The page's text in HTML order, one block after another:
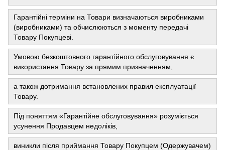
Гарантійні терміни на Товари визначаються виробниками
(виробниками) та обчислюються з моменту передачі
Товару Покупцеві.
Умовою безкоштовного гарантійного обслуговування є
використання Товару за прямим призначенням,
а також дотримання встановлених правил експлуатації
Товару.
Під поняттям «Гарантійне обслуговування» розуміється
усунення Продавцем недоліків,
виникли після приймання Товару Покупцем (Одержувачем)